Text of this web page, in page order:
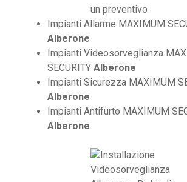
Impianti Allarme MAXIMUM
Alberone
Impianti Videosorveglianza
SECURITY Alberone
Impianti Sicurezza MAXIMUM
Alberone
Impianti Antifurto MAXIMUM
Alberone